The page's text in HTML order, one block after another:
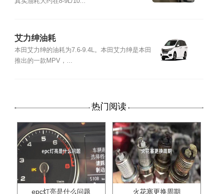
艾力绅油耗
本田艾力绅的油耗为7.6-9.4L。本田艾力绅是本田
推出的一款MPV，...
热门阅读
epc灯亮是什么问题 火花塞更换周期